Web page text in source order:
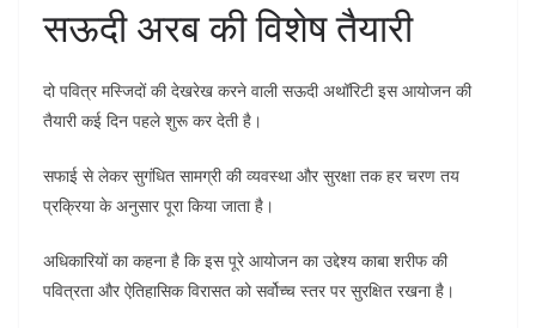
सऊदी अरब की विशेष तैयारी
दो पवित्र मस्जिदों की देखरेख करने वाली सऊदी अथॉरिटी इस आयोजन की
तैयारी कई दिन पहले शुरू कर देती है।
सफाई से लेकर सुगंधित सामग्री की व्यवस्था और सुरक्षा तक हर चरण तय
प्रक्रिया के अनुसार पूरा किया जाता है।
अधिकारियों का कहना है कि इस पूरे आयोजन का उद्देश्य काबा शरीफ की
पवित्रता और ऐतिहासिक विरासत को सर्वोच्च स्तर पर सुरक्षित रखना है।